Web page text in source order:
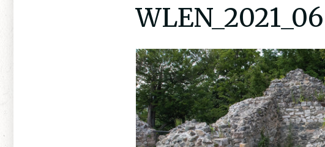
WLEN_2021_06